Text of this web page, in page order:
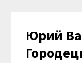
Юрий